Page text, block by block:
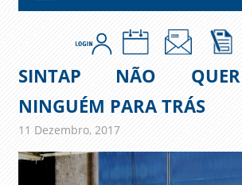
SINTAP NÃO
NINGUÉM PARA TRÁS
11 Dezembro, 2017admin
Comunicados